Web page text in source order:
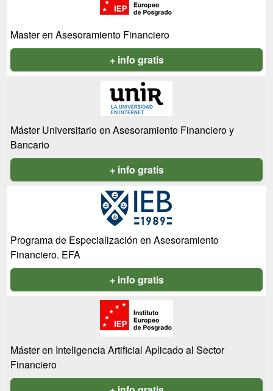
Master en Asesoramiento Financiero
+ info gratis
Máster Universitario en Asesoramiento Financiero y
Bancario
+ info gratis
Programa de Especialización en Asesoramiento
Financiero. EFA
+ info gratis
Máster en Inteligencia Artificial Aplicado al Sector
Financiero